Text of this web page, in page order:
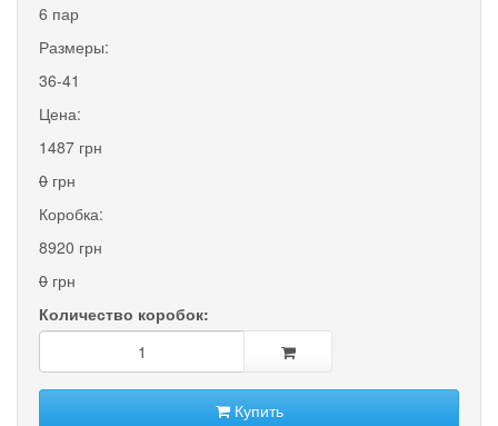
6 пар
Размеры:
36-41
Цена:
1487 грн
0 грн
Коробка:
8920 грн
0 грн
Количество коробок:
Купить